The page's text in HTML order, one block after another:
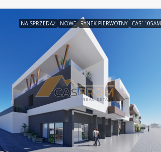
NA SPRZEDAŻ NOWE RYNEK PIERWOTNY CAS1105AM
290.000€